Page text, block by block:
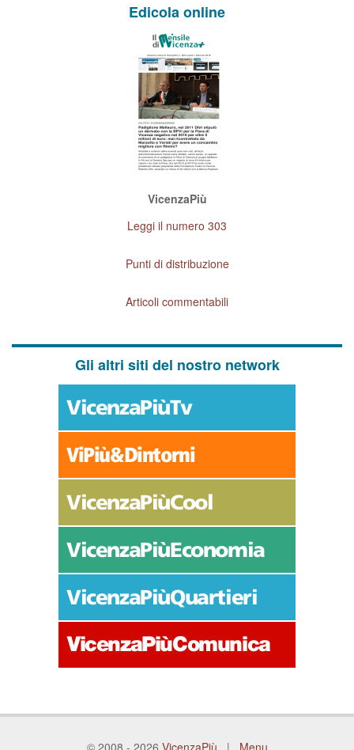
Edicola online
VicenzaPiù
Leggi il numero 303
Punti di distribuzione
Articoli commentabili
Gli altri siti del nostro network
© 2008 - 2026 VicenzaPiù | Menu